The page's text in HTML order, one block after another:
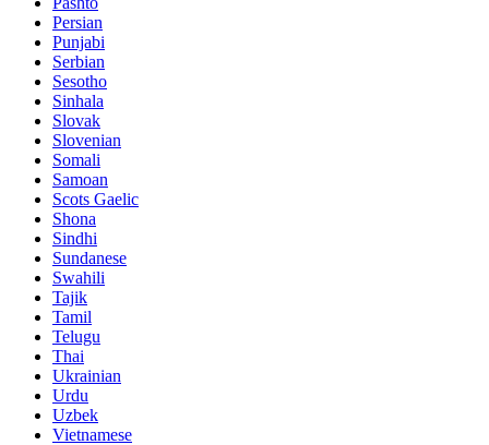
Persian
Punjabi
Serbian
Sesotho
Sinhala
Slovak
Slovenian
Somali
Samoan
Scots Gaelic
Shona
Sindhi
Sundanese
Swahili
Tajik
Tamil
Telugu
Thai
Ukrainian
Urdu
Uzbek
Vietnamese